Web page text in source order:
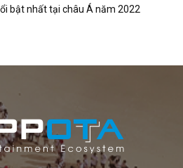
bật nhất tại châu Á năm 2022